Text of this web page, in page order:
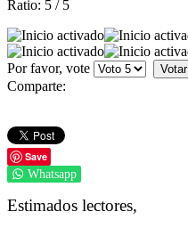
Ratio: 5 / 5
Por favor, vote
Comparte:
Save
Whatsapp
Estimados lectores,